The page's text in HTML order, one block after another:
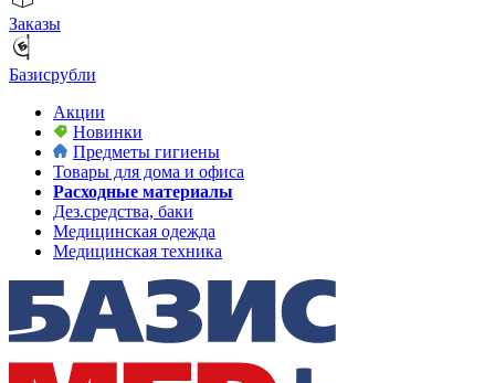
Заказы
Базисрубли
Акции
Новинки
Предметы гигиены
Товары для дома и офиса
Расходные материалы
Дез.средства, баки
Медицинская одежда
Медицинская техника